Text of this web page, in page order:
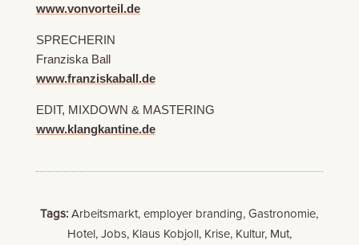
www.vonvorteil.de
SPRECHERIN
Franziska Ball
www.franziskaball.de
EDIT, MIXDOWN & MASTERING
www.klangkantine.de
Tags: Arbeitsmarkt, employer branding, Gastronomie,
Hotel, Jobs, Klaus Kobjoll, Krise, Kultur, Mut,